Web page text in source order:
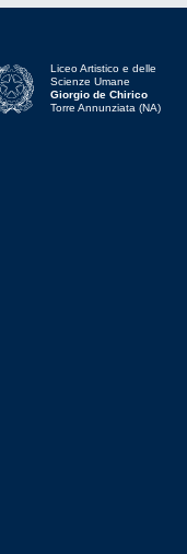
Liceo Artistico e delle
Scienze Umane
Giorgio de Chirico
Torre Annunziata (NA)